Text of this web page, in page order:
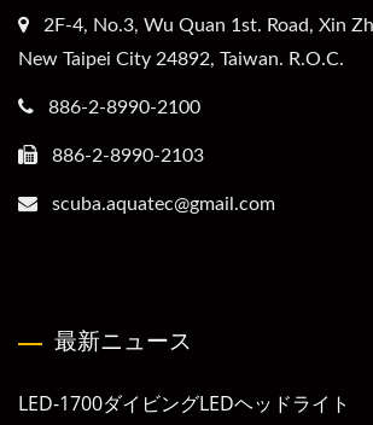
2F-4, No.3, Wu Quan 1st. Road, Xin
New Taipei City 24892, Taiwan. R.O.C.
886-2-8990-2100
886-2-8990-2103
scuba.aquatec@gmail.com
最新ニュース
LED-1700ダイビングLEDヘッドライト